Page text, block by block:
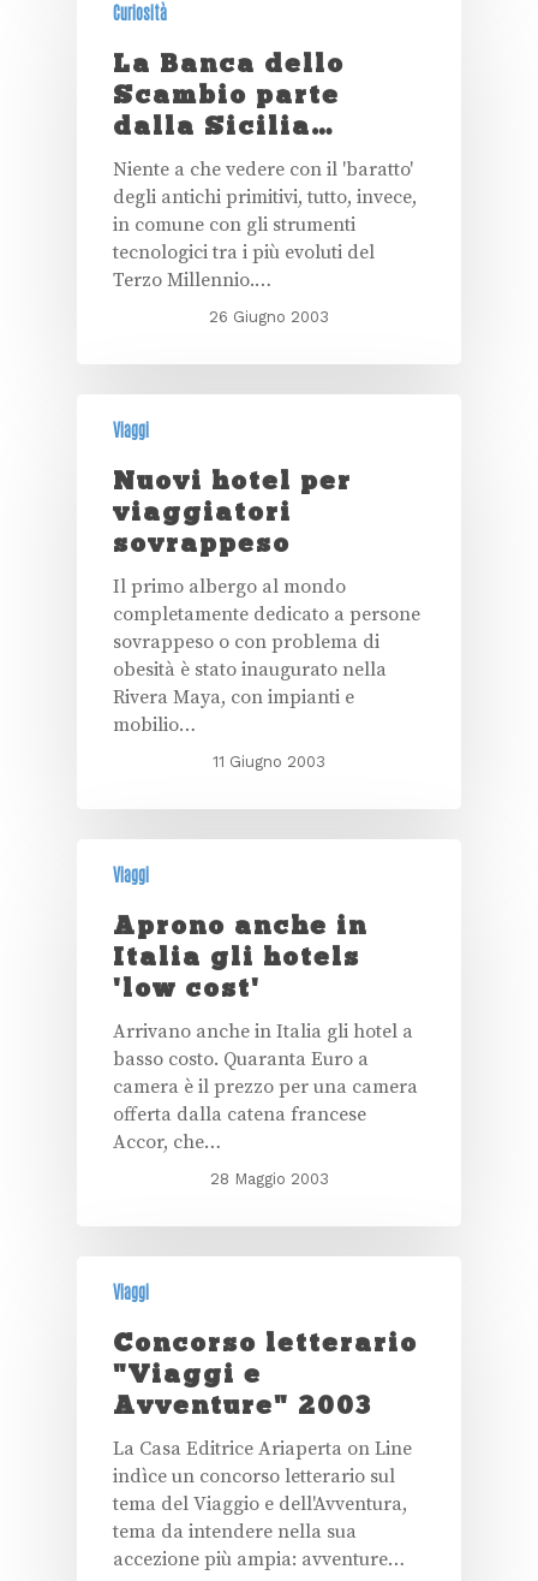
Curiosità
La Banca dello
Scambio parte
dalla Sicilia…
Niente a che vedere con il 'baratto'
degli antichi primitivi, tutto, invece,
in comune con gli strumenti
tecnologici tra i più evoluti del
Terzo Millennio.…
26 Giugno 2003
Viaggi
Nuovi hotel per
viaggiatori
sovrappeso
Il primo albergo al mondo
completamente dedicato a persone
sovrappeso o con problema di
obesità è stato inaugurato nella
Rivera Maya, con impianti e
mobilio…
11 Giugno 2003
Viaggi
Aprono anche in
Italia gli hotels
'low cost'
Arrivano anche in Italia gli hotel a
basso costo. Quaranta Euro a
camera è il prezzo per una camera
offerta dalla catena francese
Accor, che…
28 Maggio 2003
Viaggi
Concorso letterario
"Viaggi e
Avventure" 2003
La Casa Editrice Ariaperta on Line
indìce un concorso letterario sul
tema del Viaggio e dell'Avventura,
tema da intendere nella sua
accezione più ampia: avventure…